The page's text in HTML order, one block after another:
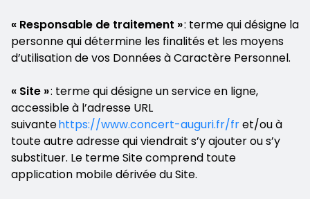
« Responsable de traitement »: terme qui désigne la
personne qui détermine les finalités et les moyens
d’utilisation de vos Données à Caractère Personnel.
« Site »: terme qui désigne un service en ligne,
accessible à l’adresse URL
suivantehttps://www.concert-auguri.fr/fret/ou à
toute autre adresse qui viendrait s’y ajouter ou s’y
substituer. Le terme Site comprend toute
application mobile dérivée du Site.